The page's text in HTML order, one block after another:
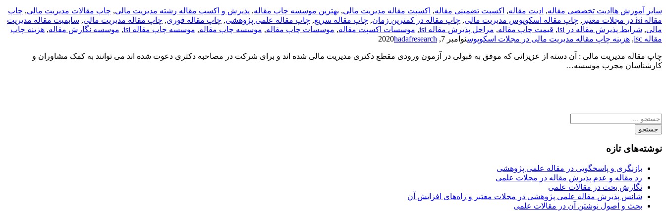
سایر آموزش ها ادیت تخصصی مقاله, ادیت مقاله, اکسپت تضمینی مقاله, اکسپت مقاله مدیریت مالی, بهترین موسسه چاپ مقاله, پذیرش و اکسپ مقاله رشته مدیریت مالی, چاپ مقالات مدیریت مالی, چاپ
مقاله isi در مجلات معتبر
, چاپ مقاله اسکوپوس مدیریت مالی, چاپ مقاله در کمترین زمان, چاپ مقاله سریع, چاپ مقاله علمی پژوهشی, چاپ مقاله فوری, چاپ مقاله مدیریت مالی, سابمیت مقاله مدیریت
مالی, شرایط پذیرش مقاله در isi , قیمت چاپ مقاله, مراحل پذیرش مقاله isi , موسسات اکسپت مقاله, موسسات چاپ مقاله, موسسه چاپ مقاله, موسسه چاپ مقاله isi , موسسه نگارش مقاله, هزینه چاپ
مقاله isc
, هزینه چاپ مقاله مدیریت مالی در مجلات اسکوپوسنوامبر 7, 2020 hadafresearch
چاپ مقاله مدیریت مالی : آن دسته از عزیزانی که موفق به قبولی در آزمون ورودی مقطع دکتری مدیریت مالی شده اند و برای شرکت در مصاحبه دکتری دعوت شده اند می توانند به کمک مشاوران و
کارشناسان مجرب موسسه…
جستجو
نوشته‌های تازه
بازنگری و پاسخگویی در مقاله علمی پژوهشی
رد مقاله و عدم پذیرش مقاله در مجلات علمی
نگارش بحث در مقالات علمی
شانس پذیرش مقاله علمی پژوهشی در مجلات معتبر و راه‌های افزایش آن
بحث و اصول نوشتن آن در مقالات علمی